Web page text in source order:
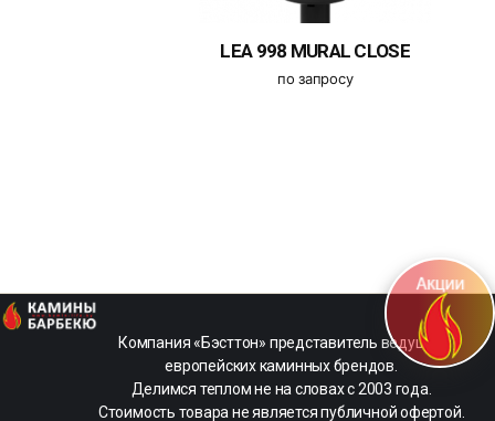
LEA 998 MURAL CLOSE
по запросу
Компания «Бэсттон» представитель ведущих
европейских каминных брендов.
Делимся теплом не на словах с 2003 года.
Стоимость товара не является публичной офертой.